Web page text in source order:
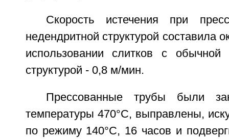
Скорость истечения при
недендритной структурой составила
использовании слитков с обычной
структурой - 0,8 м/мин.
Прессованные трубы были
температуры 470°С, выправлены,
по режиму 140°С, 16 часов и